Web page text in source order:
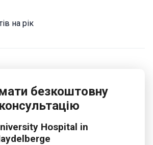
на рік
безкоштовну
консультацію
Hospital in